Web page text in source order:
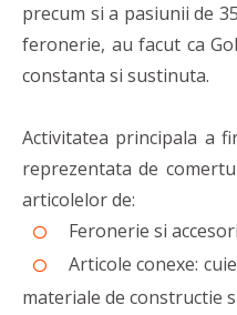
precum si a pasiunii de
feronerie, au facut ca
constanta si sustinuta.
Activitatea principala a
reprezentata de
articolelor de:
Feronerie si
Articole conexe:
materiale de constructie